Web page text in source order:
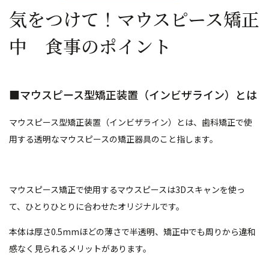
気をつけて！マウスピース矯正
中 食事のポイント
■マウスピース型矯正装置（インビザライン）とは
マウスピース型矯正装置（インビザライン）とは、歯科矯正で使
用する透明なマウスピースの矯正器具のこと指します。
マウスピース矯正で使用するマウスピースは3Dスキャンを使っ
て、ひとりひとりに合わせたオリジナルです。
本体は厚さ0.5mmほどの薄さで半透明、矯正中でも周りから違和
感なく見られるメリットがあります。